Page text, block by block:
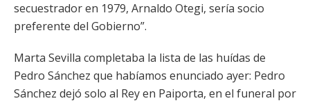
secuestrador en 1979, Arnaldo Otegi, sería socio
preferente del Gobierno”.
Marta Sevilla completaba la lista de las huídas de
Pedro Sánchez que habíamos enunciado ayer: Pedro
Sánchez dejó solo al Rey en Paiporta, en el funeral por